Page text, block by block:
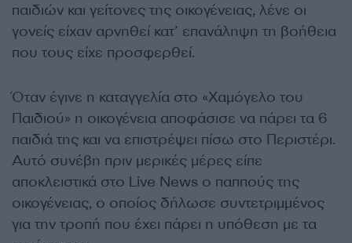
παιδιών και γείτονες της οικογένειας, λένε οι
γονείς είχαν αρνηθεί κατ’ επανάληψη τη βοήθεια
που τους είχε προσφερθεί.
Όταν έγινε η καταγγελία στο «Χαμόγελο του
Παιδιού» η οικογένεια αποφάσισε να πάρει τα 6
παιδιά της και να επιστρέψει πίσω στο Περιστέρι.
Αυτό συνέβη πριν μερικές μέρες είπε
αποκλειστικά στο Live News ο παππούς της
οικογένειας, ο οποίος δήλωσε συντετριμμένος
για την τροπή που έχει πάρει η υπόθεση με τα